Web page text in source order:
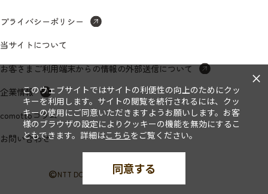
×
このウェブサイトではサイトの利便性の向上のためにクッ
キーを利用します。サイトの閲覧を続行されるには、クッ
キーの使用にご同意いただきますようお願いします。お客
様のブラウザの設定によりクッキーの機能を無効にするこ
ともできます。詳細はこちらをご覧ください。
同意する
プライバシーポリシー
当サイトについて
お客さまご利用端末からの情報の外部送信について
企業情報
comottoコラム
お問い合わせ
©NTT DOCOMO, INC. All Rights Reserved.